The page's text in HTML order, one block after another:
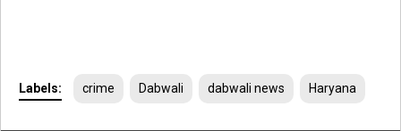
Labels: crime Dabwali dabwali news Haryana